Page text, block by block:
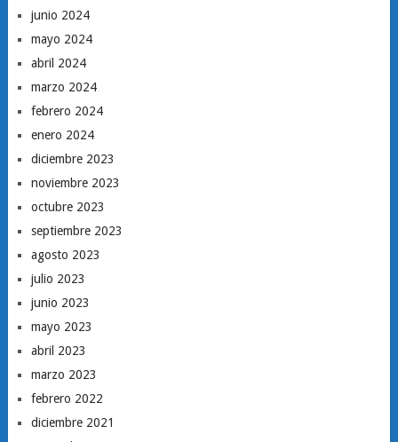
junio 2024
mayo 2024
abril 2024
marzo 2024
febrero 2024
enero 2024
diciembre 2023
noviembre 2023
octubre 2023
septiembre 2023
agosto 2023
julio 2023
junio 2023
mayo 2023
abril 2023
marzo 2023
febrero 2022
diciembre 2021